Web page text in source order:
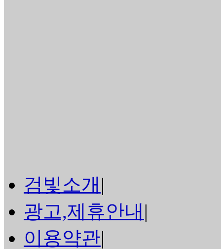
검빛소개|
광고,제휴안내|
이용약관|